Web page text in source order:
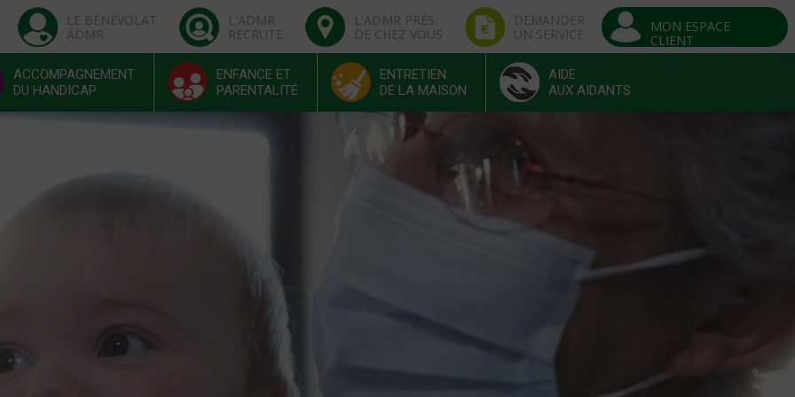
LE BÉNÉVOLAT
ADMR
L'ADMR
RECRUTE
L'ADMR PRÈS
DE CHEZ VOUS
DEMANDER
UN SERVICE
MON ESPACE
CLIENT
ACCOMPAGNEMENT
DU HANDICAP
ENFANCE ET
PARENTALITÉ
ENTRETIEN
DE LA MAISON
AIDE
AUX AIDANTS